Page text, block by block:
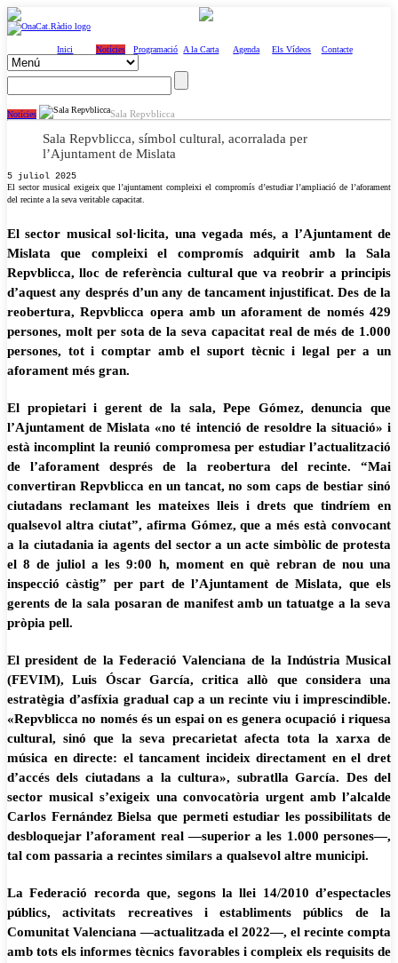
Inici Notícies Programació A la Carta Agenda Els Vídeos Contacte
Notícies Sala Repvblicca
Sala Repvblicca, símbol cultural, acorralada per
l’Ajuntament de Mislata
5 juliol 2025
El sector musical exigeix ​​que l’ajuntament compleixi el compromís d’estudiar l’ampliació de l’aforament
del recinte a la seva veritable capacitat.
El sector musical sol·licita, una vegada més, a l’Ajuntament de
Mislata que compleixi el compromís adquirit amb la Sala
Repvblicca, lloc de referència cultural que va reobrir a principis
d’aquest any després d’un any de tancament injustificat. Des de la
reobertura, Repvblicca opera amb un aforament de només 429
persones, molt per sota de la seva capacitat real de més de 1.000
persones, tot i comptar amb el suport tècnic i legal per a un
aforament més gran.
El propietari i gerent de la sala, Pepe Gómez, denuncia que
l’Ajuntament de Mislata «no té intenció de resoldre la situació» i
està incomplint la reunió compromesa per estudiar l’actualització
de l’aforament després de la reobertura del recinte. “Mai
convertiran Repvblicca en un tancat, no som caps de bestiar sinó
ciutadans reclamant les mateixes lleis i drets que tindríem en
qualsevol altra ciutat”, afirma Gómez, que a més està convocant
a la ciutadania ia agents del sector a un acte simbòlic de protesta
el 8 de juliol a les 9:00 h, moment en què rebran de nou una
inspecció càstig” per part de l’Ajuntament de Mislata, que els
gerents de la sala posaran de manifest amb un tatuatge a la seva
pròpia pell.
El president de la Federació Valenciana de la Indústria Musical
(FEVIM), Luis Óscar García, critica allò que considera una
estratègia d’asfíxia gradual cap a un recinte viu i imprescindible.
«Repvblicca no només és un espai on es genera ocupació i riquesa
cultural, sinó que la seva precarietat afecta tota la xarxa de
música en directe: el tancament incideix directament en el dret
d’accés dels ciutadans a la cultura», subratlla García. Des del
sector musical s’exigeix ​​una convocatòria urgent amb l’alcalde
Carlos Fernández Bielsa que permeti estudiar les possibilitats de
desbloquejar l’aforament real —superior a les 1.000 persones—,
tal com passaria a recintes similars a qualsevol altre municipi.
La Federació recorda que, segons la llei 14/2010 d’espectacles
públics, activitats recreatives i establiments públics de la
Comunitat Valenciana —actualitzada el 2022—, el recinte compta
amb tots els informes tècnics favorables i compleix els requisits de